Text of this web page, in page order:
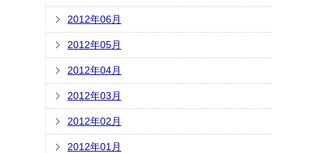
2012年06月
2012年05月
2012年04月
2012年03月
2012年02月
2012年01月